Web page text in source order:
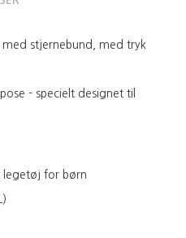
stjernebund, med tryk
- specielt designet til
legetøj for børn